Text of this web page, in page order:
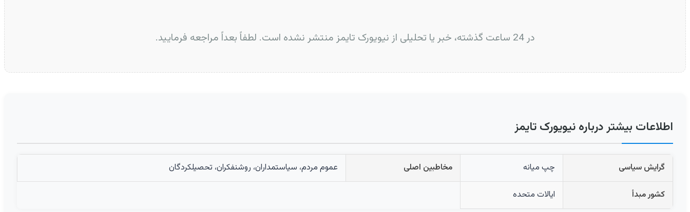
در 24 ساعت گذشته، خبر یا تحلیلی از نیویورک تایمز منتشر نشده است. لطفاً بعداً مراجعه فرمایید.
اطلاعات بیشتر درباره نیویورک تایمز
گرایش سیاسی چپ میانه مخاطبین اصلی عموم مردم، سیاستمداران، روشنفکران، تحصیلکردگان
کشور مبدأ ایالات متحده